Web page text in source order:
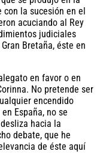
la sucesión en el
acuciando al Rey
judiciales
Bretaña, éste en
en favor o en
No pretende ser
encendido
España, no se
hacia la
debate, que he
de éste aquí